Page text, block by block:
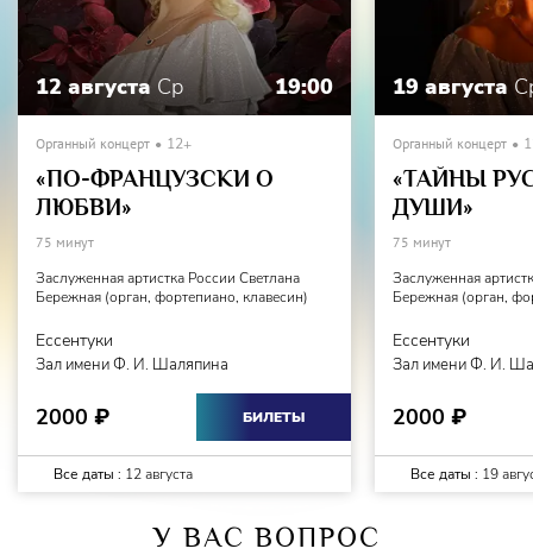
12 августа Ср 19:00
Органный концерт 12+
«ПО-ФРАНЦУЗСКИ О
ЛЮБВИ»
75 минут
Заслуженная артистка России Светлана
Бережная (орган, фортепиано, клавесин)
Ессентуки
Зал имени Ф. И. Шаляпина
2000 ₽ БИЛЕТЫ
Все даты : 12 августа
19 августа
Органный концерт
«ТАЙНЫ
ДУШИ»
75 минут
Заслуженная
Бережная (орган,
Ессентуки
Зал имени Ф. И.
2000 ₽
Все даты : 19
У ВАС ВОПРОС